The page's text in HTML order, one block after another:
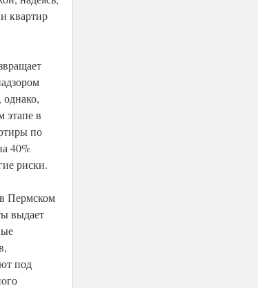
квартир
однако,
этапе в
по
40%
риски.
Пермском
выдает
под